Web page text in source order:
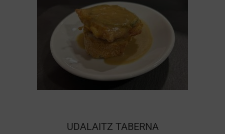
UDALAITZ TABERNA